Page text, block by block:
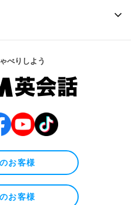
べりしよう
お客様
お客様